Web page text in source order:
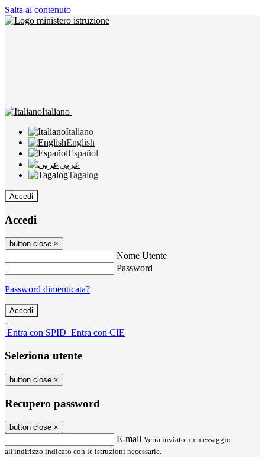
Salta al contenuto
Italiano
Italiano
English
Español
عربى
Tagalog
Accedi
Accedi
button close ×
Nome Utente
Password
Password dimenticata?
-
Entra con SPID Entra con CIE
Seleziona utente
button close ×
Recupero password
button close ×
E-mail Verrà inviato un messaggio
all'indirizzo indicato con le istruzioni necessarie.